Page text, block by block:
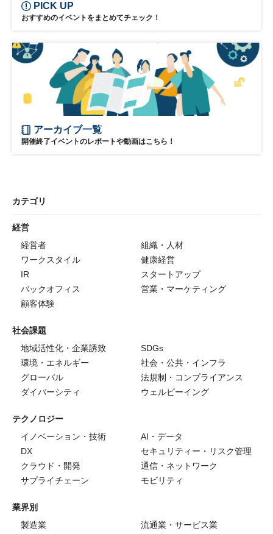
PICK UP
おすすめのイベントをまとめてチェック！
アーカイブ一覧
開催終了イベントのレポートや動画はこちら！
カテゴリ
経営
経営者
組織・人材
ワークスタイル
健康経営
IR
スタートアップ
バックオフィス
営業・マーケティング
顧客体験
社会課題
地域活性化・企業誘致
SDGs
環境・エネルギー
社会・公共・インフラ
グローバル
法規制・コンプライアンス
ダイバーシティ
ウェルビーイング
テクノロジー
イノベーション・技術
AI・データ
DX
セキュリティー・リスク管理
クラウド・開発
通信・ネットワーク
サプライチェーン
モビリティ
業界別
製造業
流通業・サービス業